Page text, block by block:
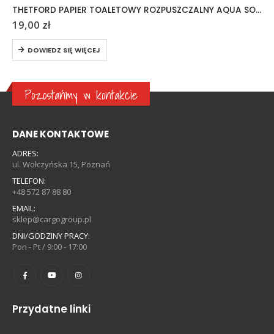
THETFORD PAPIER TOALETOWY ROZPUSZCZALNY AQUA SOFT 6 ROLEK
19,00 zł
DOWIEDZ SIĘ WIĘCEJ
Pozostańmy w kontakcie
DANE KONTAKTOWE
ADRES:
ul. Wołczyńska 15, Poznań
TELEFON:
+48 572 87 88 80
EMAIL:
sklep@cargogroup.pl
DNI/GODZINY PRACY:
Pon - Pt / 9:00 - 17:00
Przydatne linki